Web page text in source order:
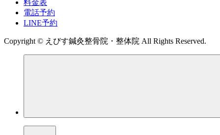
料金表
電話予約
LINE予約
Copyright © えびす鍼灸整骨院・整体院 All Rights Reserved.